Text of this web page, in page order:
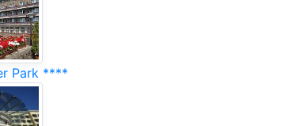
Park ****